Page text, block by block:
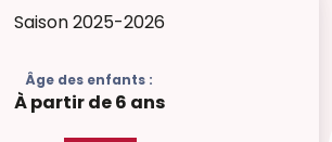
Saison 2025-2026
Âge des enfants :
À partir de 6 ans